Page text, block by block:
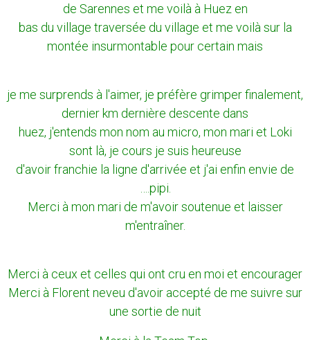
de Sarennes et me voilà à Huez en
bas du village traversée du village et me voilà sur la
montée insurmontable pour certain mais
je me surprends à l'aimer, je préfère grimper finalement,
dernier km dernière descente dans
huez, j'entends mon nom au micro, mon mari et Loki
sont là, je cours je suis heureuse
d'avoir franchie la ligne d'arrivée et j'ai enfin envie de
….pipi.
Merci à mon mari de m'avoir soutenue et laisser
m'entraîner.
Merci à ceux et celles qui ont cru en moi et encourager
Merci à Florent neveu d'avoir accepté de me suivre sur
une sortie de nuit